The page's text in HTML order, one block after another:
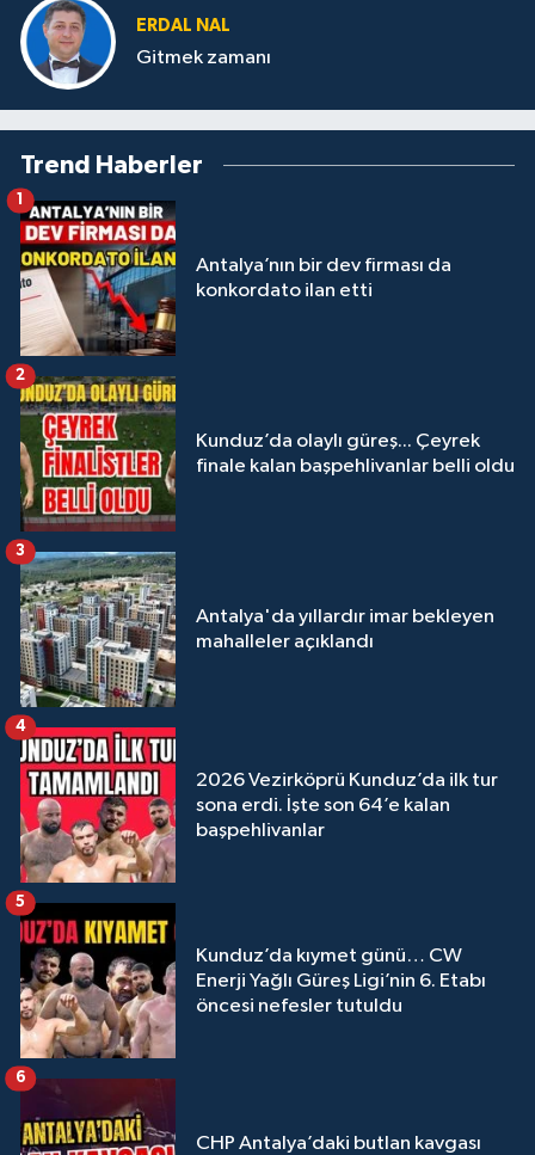
ERDAL NAL
Gitmek zamanı
Trend Haberler
Antalya’nın bir dev firması da
konkordato ilan etti
1
Kunduz’da olaylı güreş... Çeyrek
finale kalan başpehlivanlar belli oldu
2
Antalya'da yıllardır imar bekleyen
mahalleler açıklandı
3
2026 Vezirköprü Kunduz’da ilk tur
sona erdi. İşte son 64’e kalan
başpehlivanlar
4
Kunduz’da kıymet günü… CW
Enerji Yağlı Güreş Ligi’nin 6. Etabı
öncesi nefesler tutuldu
5
CHP Antalya’daki butlan kavgası
6